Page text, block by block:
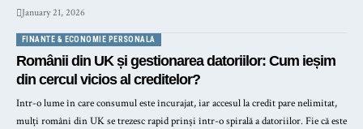
January 21, 2026
FINANTE & ECONOMIE PERSONALA
Românii din UK și gestionarea datoriilor: Cum ieșim
din cercul vicios al creditelor?
Intr-o lume în care consumul este încurajat, iar accesul la credit pare nelimitat,
mulți români din UK se trezesc rapid prinși într-o spirală a datoriilor. Fie că este